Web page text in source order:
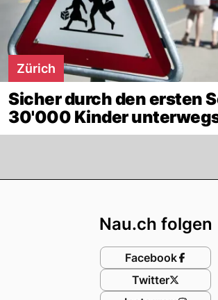
Zürich
Sicher durch den ersten
30'000 Kinder
Nau.ch folgen
Facebook
Twitter